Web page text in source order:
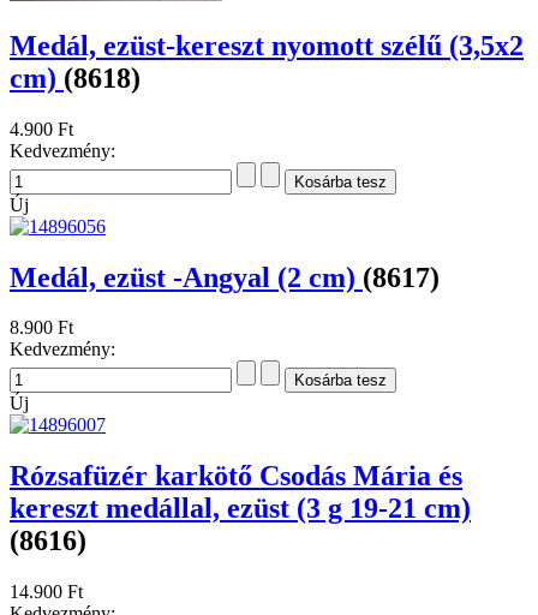
Medál, ezüst-kereszt nyomott szélű (3,5x2
cm) (8618)
4.900 Ft
Kedvezmény:
Új
Medál, ezüst -Angyal (2 cm) (8617)
8.900 Ft
Kedvezmény:
Új
Rózsafüzér karkötő Csodás Mária és
kereszt medállal, ezüst (3 g 19-21 cm)
(8616)
14.900 Ft